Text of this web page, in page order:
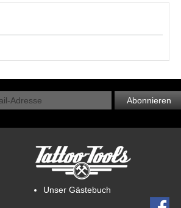
Abonnieren
Unser Gästebuch